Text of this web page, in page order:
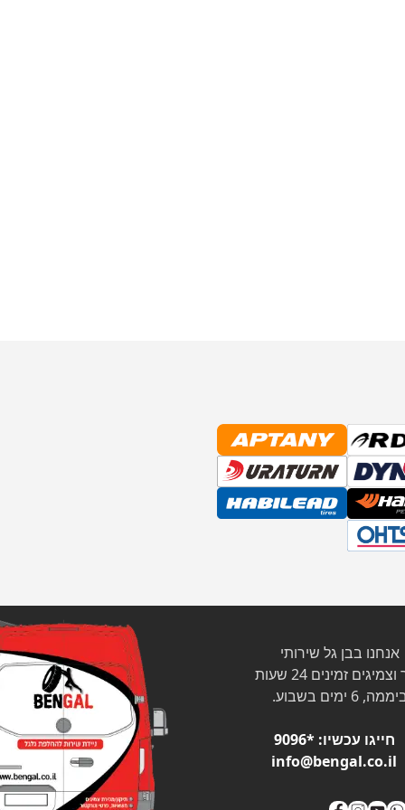
אנחנו בבן גל שירותי
זמינים 24 שעות
6 ימים בשבוע.
חייגו עכשיו:*9096
info@bengal.co.il